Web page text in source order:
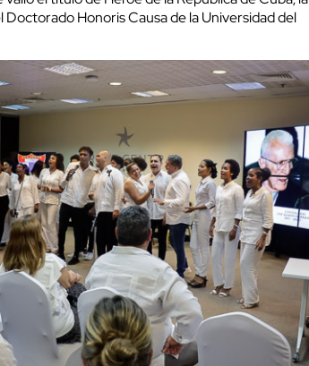
Doctorado Honoris Causa de la Universidad del